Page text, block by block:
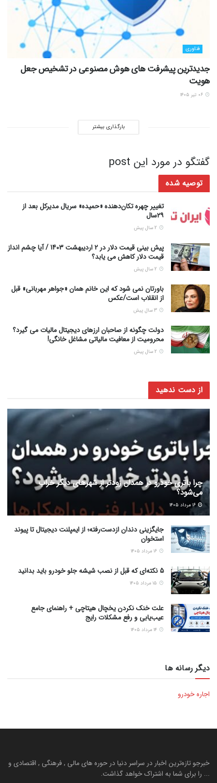
فناوری
جدیدترین پیشرفت های هوش مصنوعی در تشخیص جعل
هویت
بارگذاری بیشتر
گفتگو در مورد این post
توصیه شده
تغییر چهره تکان‌دهنده «حمیده» سریال مدیرکل بعد از
۲۹سال
پیش بینی قیمت دلار در 2 اردیبهشت 1403 / آیا چشم انداز
قیمت دلار کاهش می یابد؟
باورتان نمی شود که این خانم همان «جواهر مهربانی» قبل
از انقلاب است/عکس
دولت چگونه از صاحبان ارزهای دیجیتال مالیات می گیرد؟
محرومیت از معافیت مالیاتی مشاغل خانگی!
از دست ندهید
چرا باتری خودرو در همدان زودتر از شهرهای دیگر خراب
می‌شود؟
۱۶ مرداد ۱۴۰۵
جایگزینی دندان ازدست‌رفته؛ از ایمپلنت دیجیتال تا پیوند
استخوان
5 نکته‌ای که قبل از نصب شیشه جلو خودرو باید بدانید
علت خنک نکردن یخچال هیتاچی + راهنمای جامع
عیب‌یابی و رفع مشکلات رایج
دیگر رسانه ها
اجاره خودرو
خبرجو تازه‌ترین اخبار در سراسر دنیا در حوره های مالی , فرهنگی , اقتصادی و
... را برای شما به اشتراک خواهد گذاشت.